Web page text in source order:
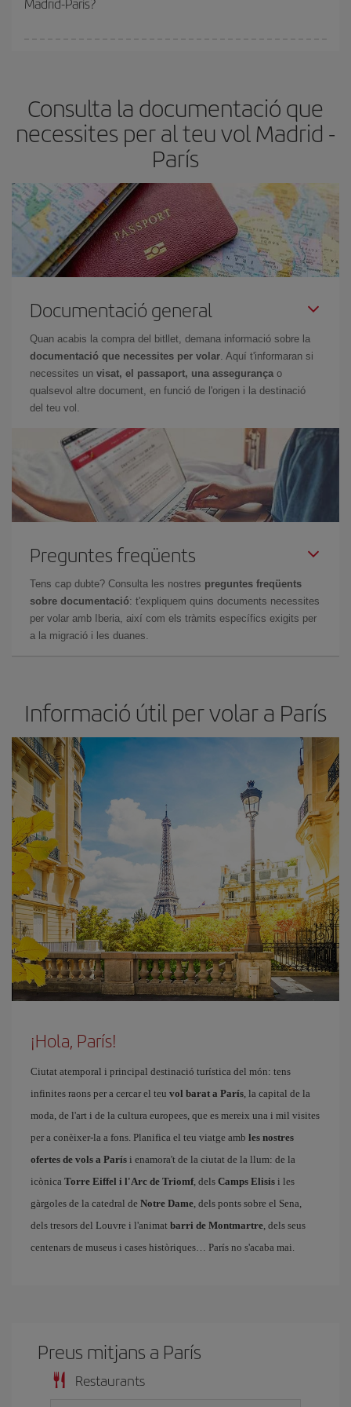
Consulta la documentació que
necessites per al teu vol Madrid -
París
Documentació general
Quan acabis la compra del bitllet, demana informació sobre la
documentació que necessites per volar. Aquí t'informaran si
necessites un visat, el passaport, una assegurança o
qualsevol altre document, en funció de l'origen i la destinació
del teu vol.
Preguntes freqüents
Tens cap dubte? Consulta les nostres preguntes freqüents
sobre documentació: t'expliquem quins documents necessites
per volar amb Iberia, així com els tràmits específics exigits per
a la migració i les duanes.
Informació útil per volar a París
¡Hola, París!
Ciutat atemporal i principal destinació turística del món: tens
infinites raons per a cercar el teu vol barat a París, la capital de la
moda, de l'art i de la cultura europees, que es mereix una i mil visites
per a conèixer-la a fons. Planifica el teu viatge amb les nostres
ofertes de vols a París i enamora't de la ciutat de la llum: de la
icònica Torre Eiffel i l'Arc de Triomf, dels Camps Elisis i les
gàrgoles de la catedral de Notre Dame, dels ponts sobre el Sena,
dels tresors del Louvre i l'animat barri de Montmartre, dels seus
centenars de museus i cases històriques… París no s'acaba mai.
Preus mitjans a París
Restaurants